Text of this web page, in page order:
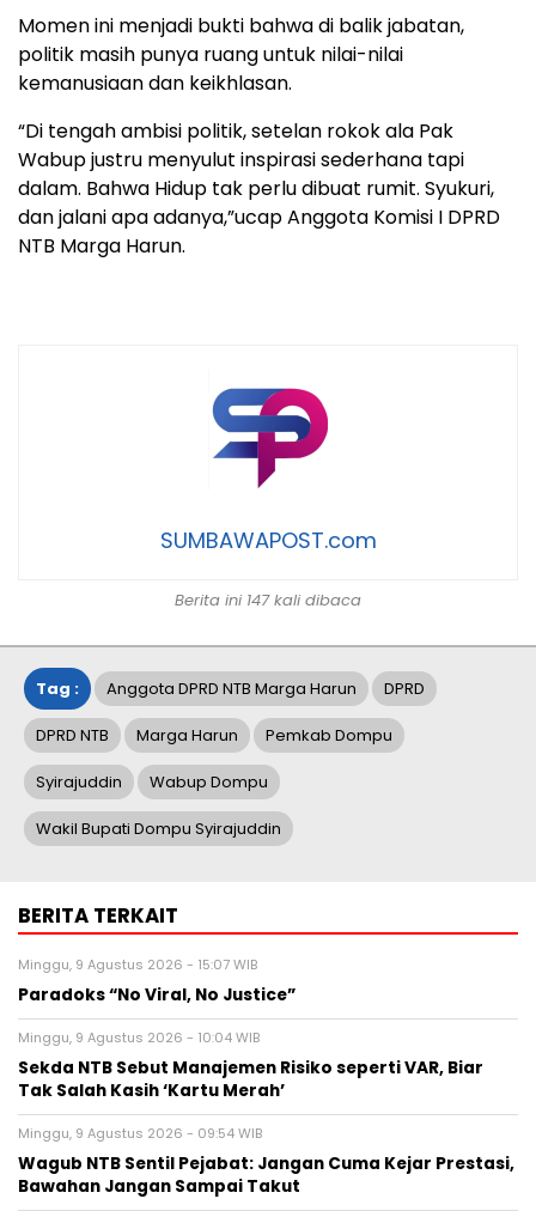
Momen ini menjadi bukti bahwa di balik jabatan,
politik masih punya ruang untuk nilai-nilai
kemanusiaan dan keikhlasan.
“Di tengah ambisi politik, setelan rokok ala Pak
Wabup justru menyulut inspirasi sederhana tapi
dalam. Bahwa Hidup tak perlu dibuat rumit. Syukuri,
dan jalani apa adanya,”ucap Anggota Komisi I DPRD
NTB Marga Harun.
SUMBAWAPOST.com
Berita ini 147 kali dibaca
Tag : Anggota DPRD NTB Marga Harun DPRD
DPRD NTB Marga Harun Pemkab Dompu
Syirajuddin Wabup Dompu
Wakil Bupati Dompu Syirajuddin
BERITA TERKAIT
Minggu, 9 Agustus 2026 - 15:07 WIB
Paradoks “No Viral, No Justice”
Minggu, 9 Agustus 2026 - 10:04 WIB
Sekda NTB Sebut Manajemen Risiko seperti VAR, Biar
Tak Salah Kasih ‘Kartu Merah’
Minggu, 9 Agustus 2026 - 09:54 WIB
Wagub NTB Sentil Pejabat: Jangan Cuma Kejar Prestasi,
Bawahan Jangan Sampai Takut